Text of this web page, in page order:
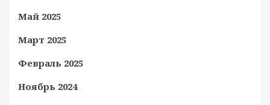
Май 2025
Март 2025
Февраль 2025
Ноябрь 2024